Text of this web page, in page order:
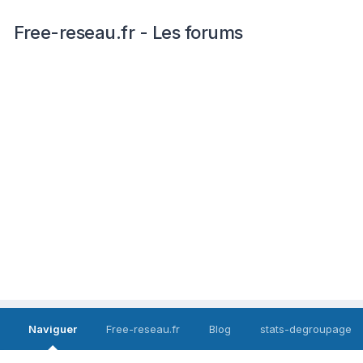
Free-reseau.fr - Les forums
Naviguer Free-reseau.fr Blog stats-degroupage